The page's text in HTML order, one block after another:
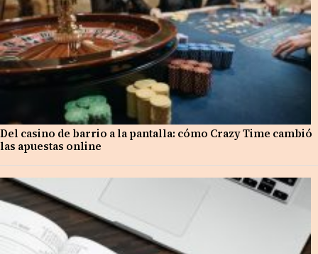
Del casino de barrio a la pantalla: cómo Crazy Time cambió
las apuestas online